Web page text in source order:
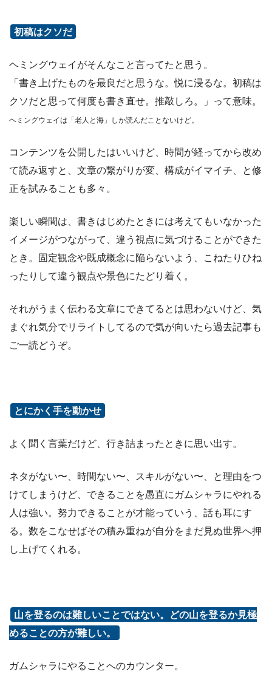
初稿はクソだ
ヘミングウェイがそんなこと言ってたと思う。
「書き上げたものを最良だと思うな。悦に浸るな。初稿は
クソだと思って何度も書き直せ。推敲しろ。」って意味。
ヘミングウェイは「老人と海」しか読んだことないけど。
コンテンツを公開したはいいけど、時間が経ってから改め
て読み返すと、文章の繋がりが変、構成がイマイチ、と修
正を試みることも多々。
楽しい瞬間は、書きはじめたときには考えてもいなかった
イメージがつながって、違う視点に気づけることができた
とき。固定観念や既成概念に陥らないよう、こねたりひね
ったりして違う観点や景色にたどり着く。
それがうまく伝わる文章にできてるとは思わないけど、気
まぐれ気分でリライトしてるので気が向いたら過去記事も
ご一読どうぞ。
とにかく手を動かせ
よく聞く言葉だけど、行き詰まったときに思い出す。
ネタがない〜、時間ない〜、スキルがない〜、と理由をつ
けてしまうけど、できることを愚直にガムシャラにやれる
人は強い。努力できることが才能っていう、話も耳にす
る。数をこなせばその積み重ねが自分をまだ見ぬ世界へ押
し上げてくれる。
山を登るのは難しいことではない。どの山を登るか見極
めることの方が難しい。
ガムシャラにやることへのカウンター。